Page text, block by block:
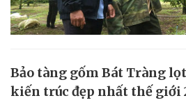
Bảo tàng gốm Bát Tràng
kiến trúc đẹp nhất thế giới